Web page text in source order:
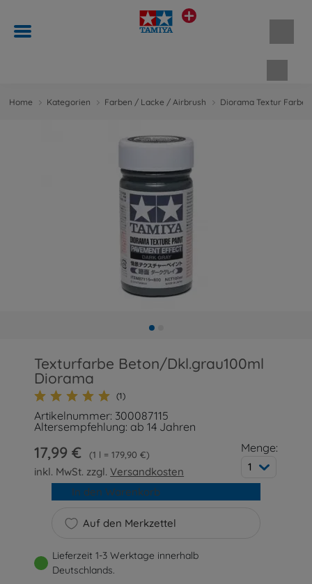
Home Kategorien Farben / Lacke / Airbrush Diorama Textur Farben
Texturfarbe Beton/Dkl.grau100ml
Diorama
(1)
Artikelnummer: 300087115
Altersempfehlung: ab 14 Jahren
17,99 € 1 l = 179,90 €
inkl. MwSt. zzgl.Versandkosten
Menge:
1
Auf den Merkzettel
In den Warenkorb
Lieferzeit 1-3 Werktage innerhalb
Deutschlands.